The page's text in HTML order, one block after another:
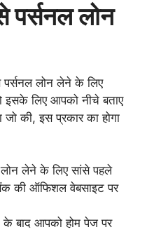
लोन
लोन लेने के लिए
इसके लिए आपको नीचे बताए
जो की, इस प्रकार का होगा
लेने के लिए सांसे पहले
की ऑफिशल वेबसाइट पर
बाद आपको होम पेज पर